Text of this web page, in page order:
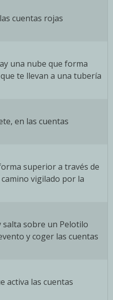
cuentas rojas
una nube que forma
te llevan a una tubería
en las cuentas
superior a través de
vigilado por la
salta sobre un Pelotilo
y coger las cuentas
activa las cuentas